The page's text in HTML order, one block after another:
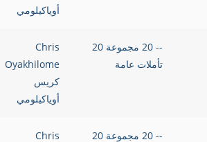
أوياكيلومي
-- 20 مجموعة 20
تأملات عامة
Chris
Oyakhilome
كريس
أوياكيلومي
-- 20 مجموعة 20
Chris